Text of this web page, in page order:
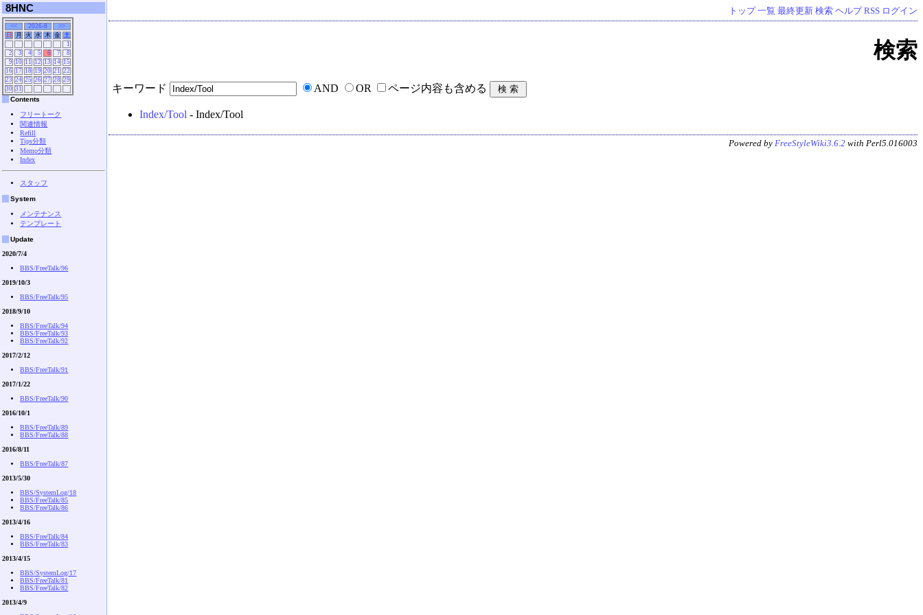
トップ 一覧 最終更新 検索 ヘルプ RSS ログイン
検索
キーワード AND OR ページ内容も含める
Index/Tool - Index/Tool
Powered by FreeStyleWiki3.6.2 with Perl5.016003
8HNC
<< 2026-8
>>
日
月 火 水 木 金
土
1
2
3 4 5 6 7
8
9 10 11 12 13 14 15
16 17 18 19 20 21
22
23 24 25 26 27 28 29
30 31
Contents
フリートーク
関連情報
Refill
Tips分類
Memo分類
Index
スタッフ
System
メンテナンス
テンプレート
Update
2020/7/4
BBS/FreeTalk/96
2019/10/3
BBS/FreeTalk/95
2018/9/10
BBS/FreeTalk/94
BBS/FreeTalk/93
BBS/FreeTalk/92
2017/2/12
BBS/FreeTalk/91
2017/1/22
BBS/FreeTalk/90
2016/10/1
BBS/FreeTalk/89
BBS/FreeTalk/88
2016/8/11
BBS/FreeTalk/87
2013/5/30
BBS/SystemLog/18
BBS/FreeTalk/85
BBS/FreeTalk/86
2013/4/16
BBS/FreeTalk/84
BBS/FreeTalk/83
2013/4/15
BBS/SystemLog/17
BBS/FreeTalk/81
BBS/FreeTalk/82
2013/4/9